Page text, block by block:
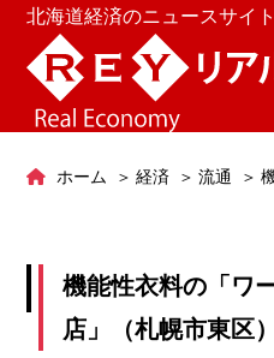
北海道経済のニュースサイト
ホーム 経済 流通
機能性衣料の「ワ
店」（札幌市東区